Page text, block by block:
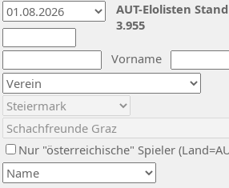
Vorname
Nur "österreichische" Spieler
AUT-Elolisten
3.955